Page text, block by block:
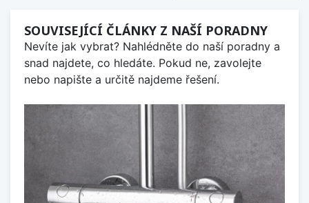
SOUVISEJÍCÍ ČLÁNKY Z NAŠÍ PORADNY
Nevíte jak vybrat? Nahlédněte do naší poradny a
snad najdete, co hledáte. Pokud ne, zavolejte
nebo napište a určitě najdeme řešení.